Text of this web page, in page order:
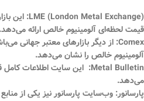
LME (London Metal Exchange): این
قیمت لحظه‌ای آلومینیوم خالص ارائه می‌دهد.
Comex: از دیگر بازارهای معتبر جهانی
آلومینیوم خالص را نشان می‌دهد.
Metal Bulletin: این سایت اطلاعات کامل
می‌دهد.
پارسانور: وب‌سایت پارسانور نیز یکی از